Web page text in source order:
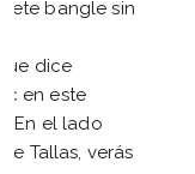
bangle sin
dice
en este
En el lado
Tallas, verás